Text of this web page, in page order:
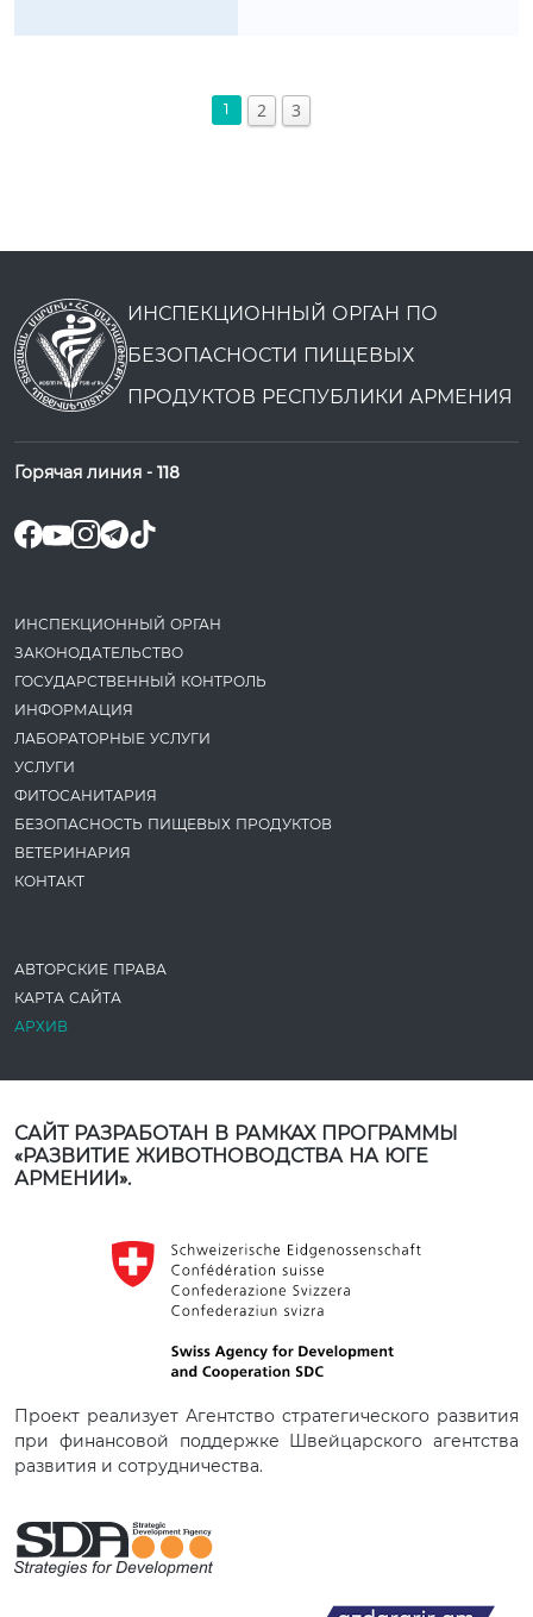
1 2 3
ИНСПЕКЦИОННЫЙ ОРГАН ПО
БЕЗОПАСНОСТИ ПИЩЕВЫХ
ПРОДУКТОВ РЕСПУБЛИКИ АРМЕНИЯ
Горячая линия - 118
ИНСПЕКЦИОННЫЙ ОРГАН
ЗАКОНОДАТЕ­ЛЬСТВО
ГОСУДАРСТВЕННЫЙ КОНТРОЛЬ
ИНФОРМАЦИЯ
ЛАБОРАТОРНЫЕ УСЛУГИ
УСЛУГИ
ФИТОСАНИТАРИЯ
БЕЗОПАСНОСТЬ ПИЩЕВЫХ ПРОДУКТОВ
ВЕТЕРИНАРИЯ
КОНТАКТ
АВТОРСКИЕ ПРАВА
КАРТА САЙТА
АРХИВ
САЙТ РАЗРАБОТАН В РАМКАХ ПРОГРАММЫ
«РАЗВИТИЕ ЖИВОТНОВОДСТВА НА ЮГЕ
АРМЕНИИ».
Проект реализует Агентство стратегического развития
при финансовой поддержке Швейцарского агентства
развития и сотрудничества.